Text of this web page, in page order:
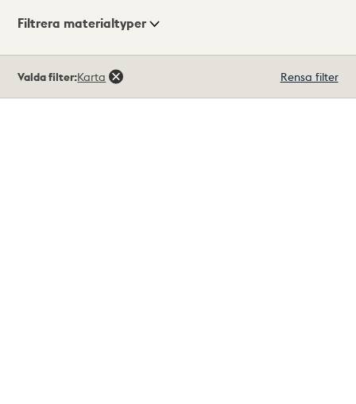
Visningsläge
Filtrera materialtyper
träffar
Valda filter:Karta Rensa filter